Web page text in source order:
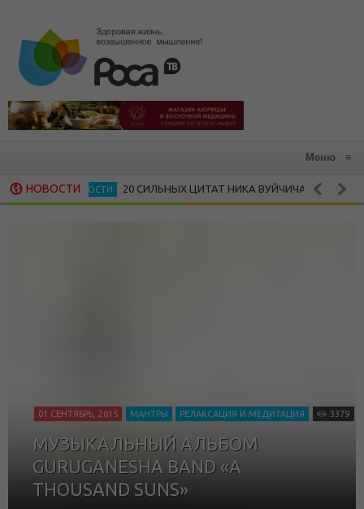
Меню ≡
НОВОСТИ
ЛИЧНОСТИ 20 СИЛЬНЫХ ЦИТАТ НИКА ВУЙЧИЧА, КОТОРЫЕ
01 СЕНТЯБРЬ, 2015 МАНТРЫ РЕЛАКСАЦИЯ И МЕДИТАЦИЯ 3379
МУЗЫКАЛЬНЫЙ АЛЬБОМ
GURUGANESHA BAND «A
THOUSAND SUNS»